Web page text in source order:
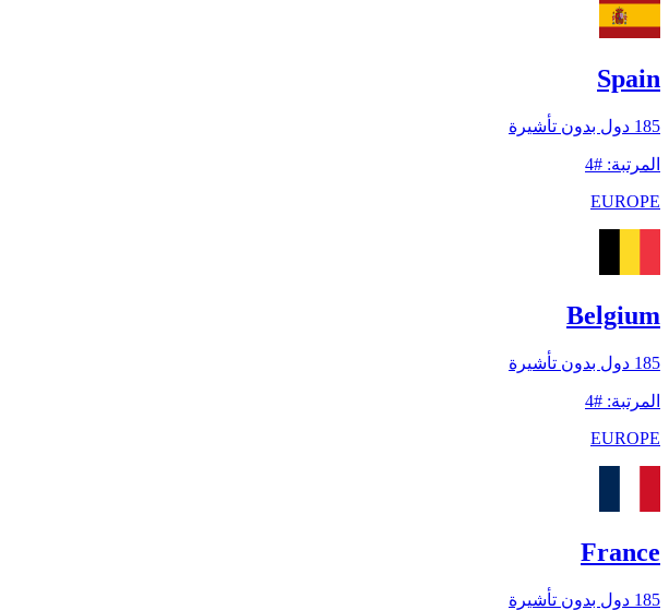
Spain
185 دول بدون تأشيرة
المرتبة:
#
4
EUROPE
Belgium
185 دول بدون تأشيرة
المرتبة:
#
4
EUROPE
France
185 دول بدون تأشيرة